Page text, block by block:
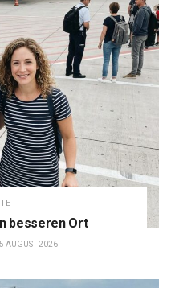
besseren Ort
5 AUGUST 2026